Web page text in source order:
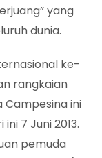
yang
dunia.
ke-
rangkaian
Campesina ini
7 Juni 2013.
pemuda